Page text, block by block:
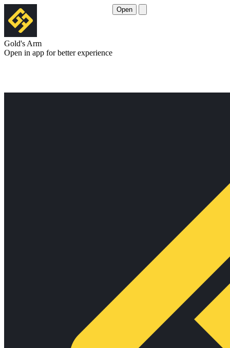
Gold's Arm
Open in app for better experience
Open